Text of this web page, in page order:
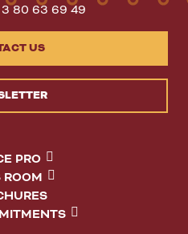
3 80 63 69 49
US
PRO
ROOM